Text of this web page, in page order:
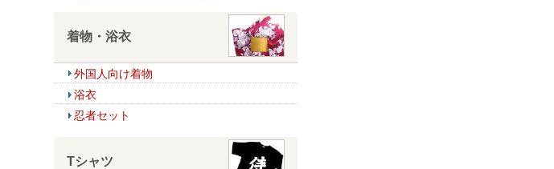
着物・浴衣
外国人向け着物
浴衣
忍者セット
Tシャツ